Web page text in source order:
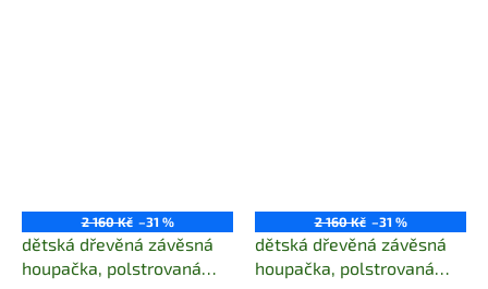
2 160 Kč –31 %
dětská dřevěná závěsná
houpačka, polstrovaná
2 160 Kč –31 %
dětská dřevěná závěsná
houpačka, polstrovaná